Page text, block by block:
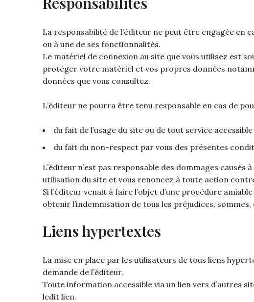
La responsabilité de l’éditeur ne peut être engagée en
ou à une de ses fonctionnalités.
Le matériel de connexion au site que vous utilisez est
protéger votre matériel et vos propres données
données que vous consultez.
L’éditeur ne pourra être tenu responsable en cas de
du fait de l’usage du site ou de tout service
du fait du non-respect par vous des présentes
L’éditeur n’est pas responsable des dommages
utilisation du site et vous renoncez à toute action
Si l’éditeur venait à faire l’objet d’une procédure
obtenir l’indemnisation de tous les préjudices,
Liens hypertextes
La mise en place par les utilisateurs de tous liens
demande de l’éditeur.
Toute information accessible via un lien vers d’autres
ledit lien.